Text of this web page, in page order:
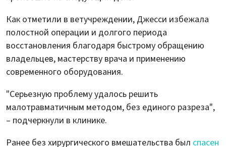
Как отметили в ветучреждении, Джесси избежала
полостной операции и долгого периода
восстановления благодаря быстрому обращению
владельцев, мастерству врача и применению
современного оборудования.
"Серьезную проблему удалось решить
малотравматичным методом, без единого разреза",
– подчеркнули в клинике.
Ранее без хирургического вмешательства был спасен